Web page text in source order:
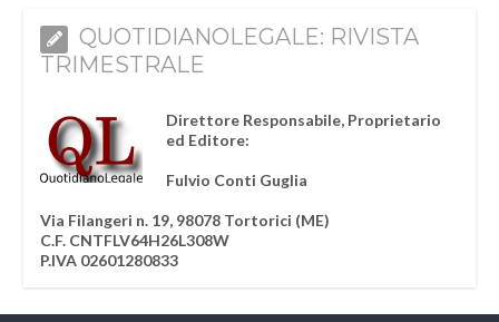
QUOTIDIANOLEGALE: RIVISTA
TRIMESTRALE
Direttore Responsabile, Proprietario
ed Editore:
Fulvio Conti Guglia
Via Filangeri n. 19, 98078 Tortorici (ME)
C.F. CNTFLV64H26L308W
P.IVA 02601280833